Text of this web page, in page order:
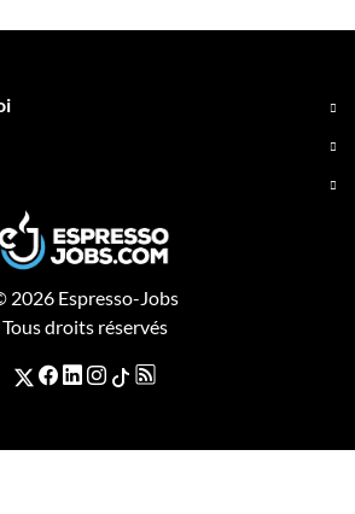
2026 Espresso-Jobs
Tous droits réservés